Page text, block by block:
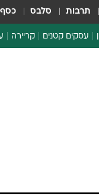
תרבות סלבס כסף
עסקים קטנים קריירה